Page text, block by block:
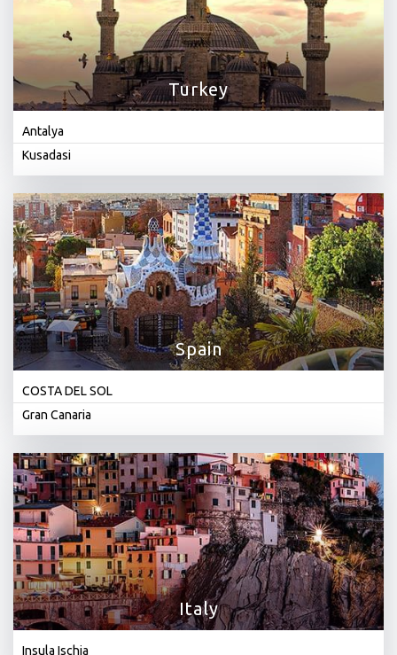
Turkey
Antalya
Kusadasi
Spain
COSTA DEL SOL
Gran Canaria
Italy
Insula Ischia